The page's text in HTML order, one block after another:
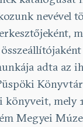
nevével
adta az
könyveit, mely
Megyei